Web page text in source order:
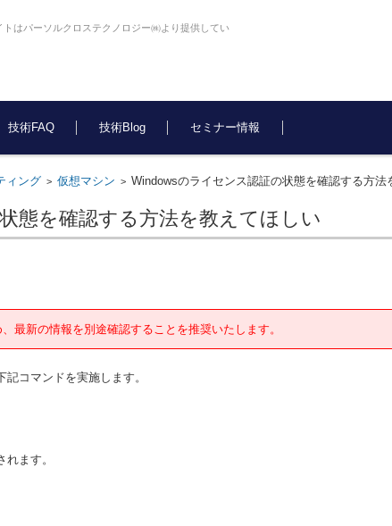
トはパーソルクロステクノロジー㈱より提供してい
技術FAQ 技術Blog セミナー情報
ィング > 仮想マシン > Windowsのライセンス認証の状態を確認する方法
態を確認する方法を教えてほしい
最新の情報を別途確認することを推奨いたします。
コマンドを実施します。
ます。